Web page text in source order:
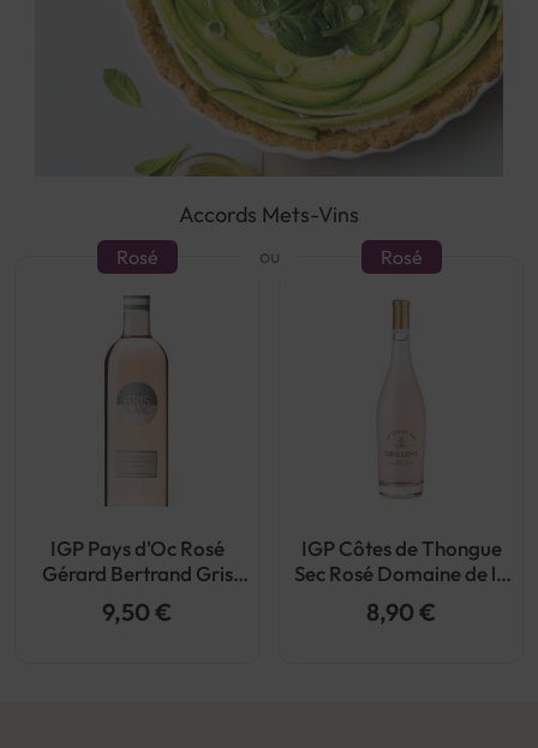
Accords Mets-Vins
ou
Rosé
IGP Pays d'Oc Rosé
Gérard Bertrand Gris
Blanc 2024
9,50 €
Rosé
IGP Côtes de Thongue
Sec Rosé Domaine de la
Croix Belle Champ des
Grillons Bio 2024
8,90 €